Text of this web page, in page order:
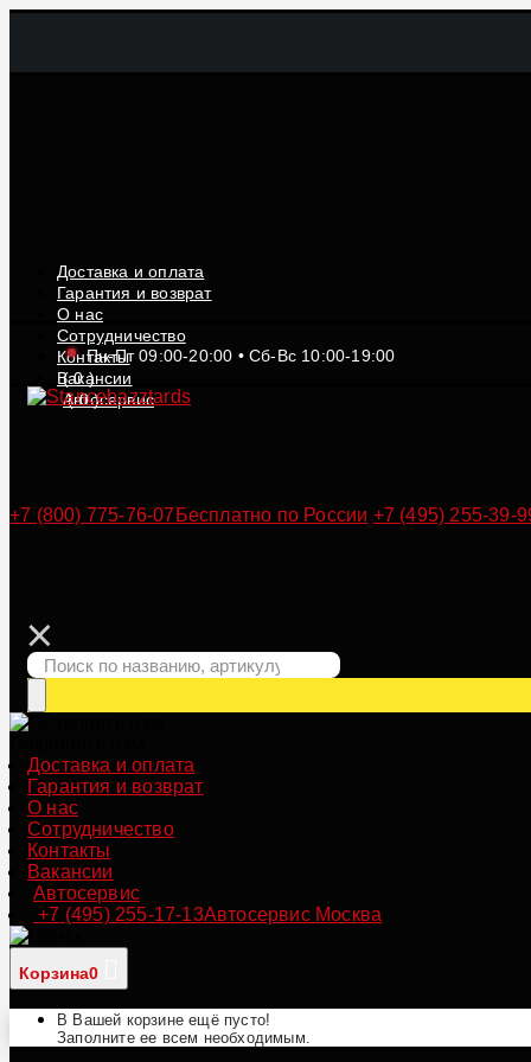
Доставка и оплата
Гарантия и возврат
О нас
Сотрудничество
Контакты
Вакансии
Автосервис
Пн-Пт 09:00-20:00 • Сб-Вс 10:00-19:00
(0)
(0)
+7 (800) 775-76-07 Бесплатно по России +7 (495) 255-39-
Доставка и оплата
Гарантия и возврат
О нас
Сотрудничество
Контакты
Вакансии
Автосервис
+7 (495) 255-17-13Автосервис Москва
Корзина0
В Вашей корзине ещё пусто!
Заполните ее всем необходимым.